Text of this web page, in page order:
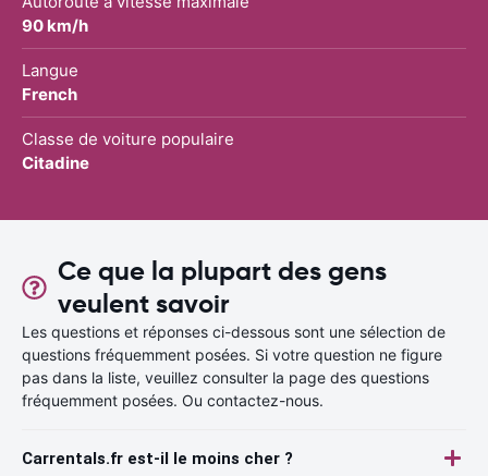
90 km/h
Langue
French
Classe de voiture populaire
Citadine
Ce que la plupart des gens
veulent savoir
Les questions et réponses ci-dessous sont une sélection de
questions fréquemment posées. Si votre question ne figure
pas dans la liste, veuillez consulter la page des questions
fréquemment posées. Ou contactez-nous.
Carrentals.fr est-il le moins cher ?